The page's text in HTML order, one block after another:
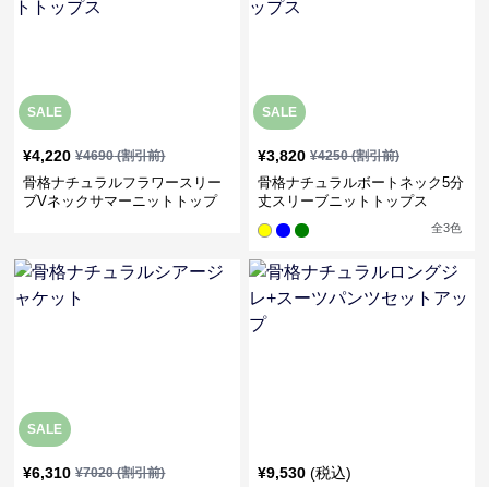
SALE
¥4,220 ¥4690(割引前)
骨格ナチュラルフラワースリー
ブVネックサマーニットトップ
SALE
¥3,820 ¥4250(割引前)
骨格ナチュラルボートネック5分
丈スリーブニットトップス
全3色
SALE
¥6,310 ¥7020(割引前) ¥9,530 (税込)